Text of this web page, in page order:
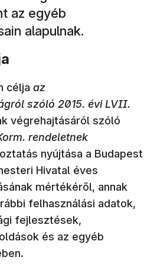
az egyéb
alapulnak.
célja az
szóló 2015. évi LVII.
végrehajtásáról szóló
rendeletnek
nyújtása a Budapest
Hivatal éves
mértékéről, annak
felhasználási adatok,
fejlesztések,
és az egyéb